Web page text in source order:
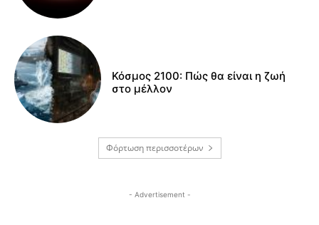
Κόσμος 2100: Πώς θα είναι η ζωή
στο μέλλον
Φόρτωση περισσοτέρων
- Advertisement -